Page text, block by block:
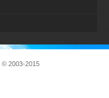
© 2003-2015